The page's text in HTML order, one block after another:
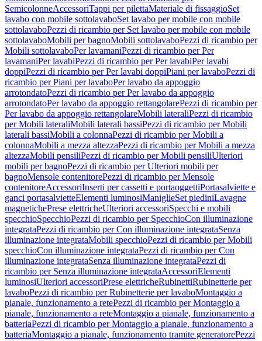
SemicolonneAccessoriTappi per pilettaMateriale di fissaggioSet
lavabo con mobile sottolavaboSet lavabo per mobile con mobile
sottolavaboPezzi di ricambio per Set lavabo per mobile con mobile
sottolavaboMobili per bagnoMobili sottolavaboPezzi di ricambio per
Mobili sottolavaboPer lavamaniPezzi di ricambio per Per
lavamaniPer lavabiPezzi di ricambio per Per lavabiPer lavabi
doppiPezzi di ricambio per Per lavabi doppiPiani per lavaboPezzi di
ricambio per Piani per lavaboPer lavabo da appoggio
arrotondatoPezzi di ricambio per Per lavabo da appoggio
arrotondatoPer lavabo da appoggio rettangolarePezzi di ricambio per
Per lavabo da appoggio rettangolareMobili lateraliPezzi di ricambio
per Mobili lateraliMobili laterali bassiPezzi di ricambio per Mobili
laterali bassiMobili a colonnaPezzi di ricambio per Mobili a
colonnaMobili a mezza altezzaPezzi di ricambio per Mobili a mezza
altezzaMobili pensiliPezzi di ricambio per Mobili pensiliUlteriori
mobili per bagnoPezzi di ricambio per Ulteriori mobili per
bagnoMensole contenitorePezzi di ricambio per Mensole
contenitoreAccessoriInserti per cassetti e portaoggettiPortasalviette e
ganci portasalvietteElementi luminosiManiglieSet piediniLavagne
magnetichePrese elettricheUlteriori accessoriSpecchi e mobili
specchioSpecchioPezzi di ricambio per SpecchioCon illuminazione
integrataPezzi di ricambio per Con illuminazione integrataSenza
illuminazione integrataMobili specchioPezzi di ricambio per Mobili
specchioCon illuminazione integrataPezzi di ricambio per Con
illuminazione integrataSenza illuminazione integrataPezzi di
ricambio per Senza illuminazione integrataAccessoriElementi
luminosiUlteriori accessoriPrese elettricheRubinettiRubinetterie per
lavaboPezzi di ricambio per Rubinetterie per lavaboMontaggio a
pianale, funzionamento a retePezzi di ricambio per Montaggio a
pianale, funzionamento a reteMontaggio a pianale, funzionamento a
batteriaPezzi di ricambio per Montaggio a pianale, funzionamento a
batteriaMontaggio a pianale, funzionamento tramite generatorePezzi